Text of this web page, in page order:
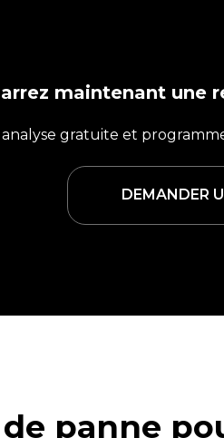
maintenant une
gratuite et
DEMANDER
panne